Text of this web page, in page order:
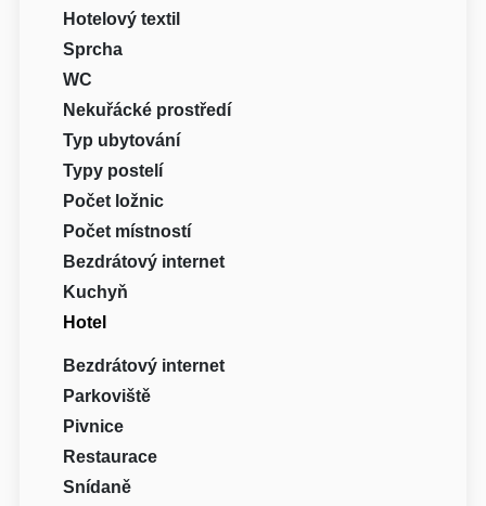
Hotelový textil
Sprcha
WC
Nekuřácké prostředí
Typ ubytování
Typy postelí
Počet ložnic
Počet místností
Bezdrátový internet
Kuchyň
Hotel
Bezdrátový internet
Parkoviště
Pivnice
Restaurace
Snídaně